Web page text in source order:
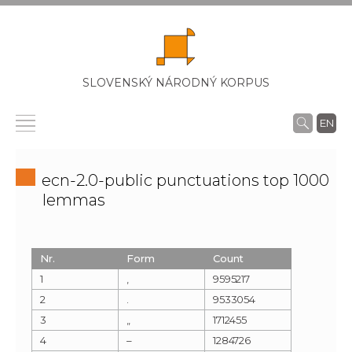
SLOVENSKÝ NÁRODNÝ KORPUS
EN
ecn-2.0-public punctuations top 1000
lemmas
Nr. Form
Count
1
9595217
2
9533054
3
1712455
4
–
1284726